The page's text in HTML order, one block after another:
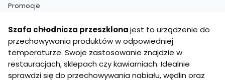
Promocje
Szafa chłodnicza przeszklonajest to urządzenie do
przechowywania produktów w odpowiedniej
temperaturze. Swoje zastosowanie znajdzie w
restauracjach, sklepach czy kawiarniach. Idealnie
sprawdzi się do przechowywania nabiału, wędlin oraz